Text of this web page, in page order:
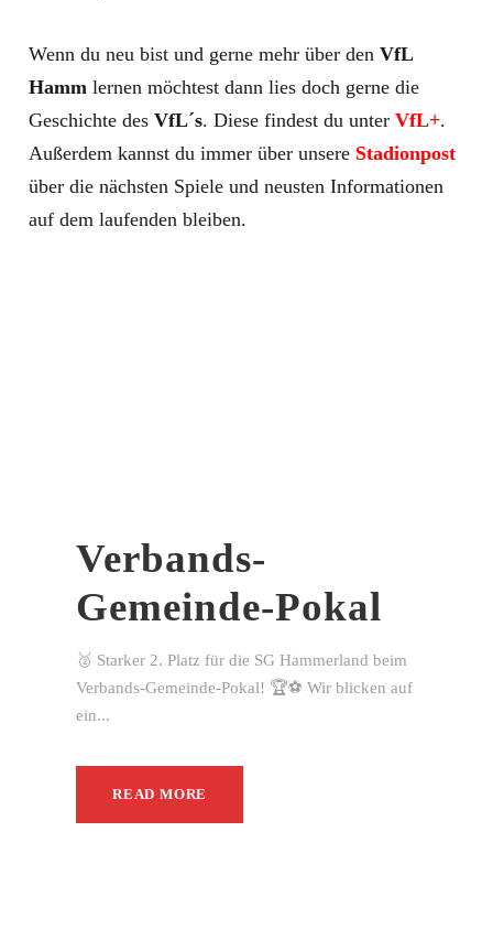
Wenn du neu bist und gerne mehr über den VfL
Hamm lernen möchtest dann lies doch gerne die
Geschichte des VfL´s. Diese findest du unter VfL+.
Außerdem kannst du immer über unsere Stadionpost
über die nächsten Spiele und neusten Informationen
auf dem laufenden bleiben.
Verbands-
Gemeinde-Pokal
🥈 Starker 2. Platz für die SG Hammerland beim
Verbands-Gemeinde-Pokal! 🏆⚽ Wir blicken auf
ein...
READ MORE